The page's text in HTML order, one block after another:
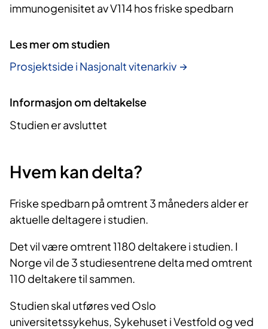
immunogenisitet av V114 hos friske spedbarn
Les mer om studien
Prosjektside i Nasjonalt vitenarkiv
Informasjon om deltakelse
Studien er avsluttet
Hvem kan delta?
Friske spedbarn på omtrent 3 måneders alder er
aktuelle deltagere i studien.
Det vil være omtrent 1180 deltakere i studien. I
Norge vil de 3 studiesentrene delta med omtrent
110 deltakere til sammen.
Studien skal utføres ved Oslo
universitetssykehus, Sykehuset i Vestfold og ved